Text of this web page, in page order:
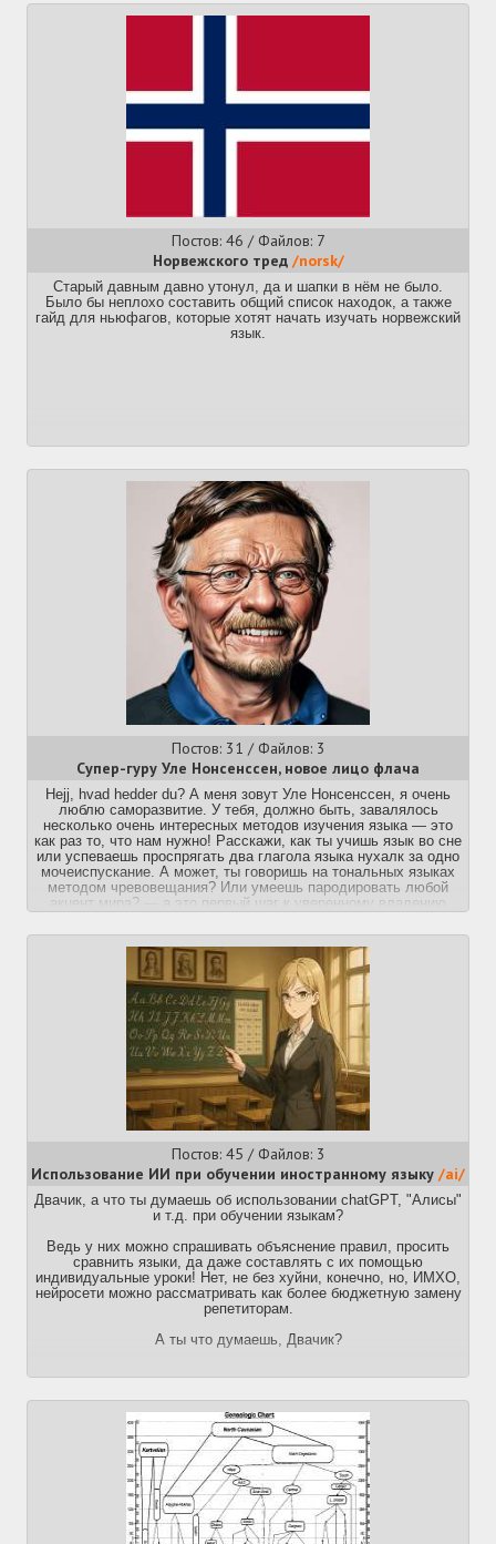
сойдёт.
месяцев.
https://www.youtube.com/user/Artifexian
https://www.youtube.com/user/damienhalme
Забавные уроки высокого валирийского.
фичи.
Саундтрек треда
https://youtu.be/f2VCRgB3A6Y[РАСКРЫТЬ]
https://youtu.be/lex-RL2dBCE[РАСКРЫТЬ]
Предыдущий тред
Постов: 46 / Файлов: 7
Норвежского тред /norsk/
Старый давным давно утонул, да и шапки в нём не было.
Было бы неплохо составить общий список находок, а также
гайд для ньюфагов, которые хотят начать изучать норвежский
язык.
Постов: 31 / Файлов: 3
Супер-гуру Уле Нонсенссен, новое лицо флача
Hejj, hvad hedder du? А меня зовут Уле Нонсенссен, я очень
люблю саморазвитие. У тебя, должно быть, завалялось
несколько очень интересных методов изучения языка — это
как раз то, что нам нужно! Расскажи, как ты учишь язык во сне
или успеваешь проспрягать два глагола языка нухалк за одно
мочеиспускание. А может, ты говоришь на тональных языках
методом чревовещания? Или умеешь пародировать любой
акцент мира? — а это первый шаг к уверенному владению
В моих бесплатных школах по всему миру учатся сотни
учеников, которые даже не замечают, как приходят к
лингвопросветлению. Они — лучшая гарантия успешности
бесплатного метода!
Постов: 45 / Файлов: 3
Использование ИИ при обучении иностранному языку /ai/
Двачик, а что ты думаешь об использовании chatGPT, "Алисы"
и т.д. при обучении языкам?
Ведь у них можно спрашивать объяснение правил, просить
сравнить языки, да даже составлять с их помощью
индивидуальные уроки! Нет, не без хуйни, конечно, но, ИМХО,
нейросети можно рассматривать как более бюджетную замену
репетиторам.
А ты что думаешь, Двачик?